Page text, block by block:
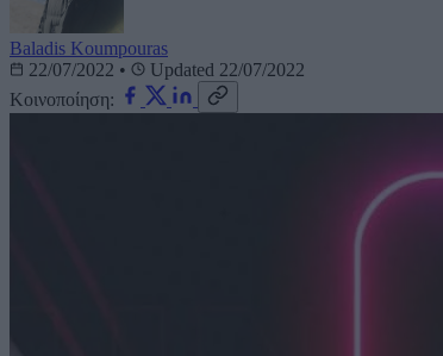
Baladis Koumpouras
22/07/2022 •
Updated 22/07/2022
Κοινοποίηση: